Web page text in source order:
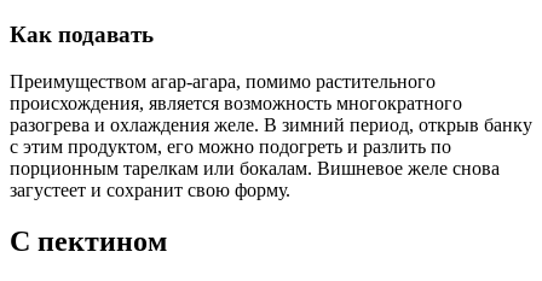
Как подавать
Преимуществом агар-агара, помимо растительного
происхождения, является возможность многократного
разогрева и охлаждения желе. В зимний период, открыв банку
с этим продуктом, его можно подогреть и разлить по
порционным тарелкам или бокалам. Вишневое желе снова
загустеет и сохранит свою форму.
С пектином